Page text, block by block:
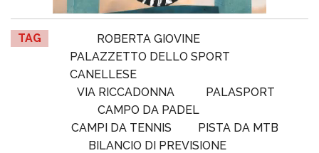
TAG
ROBERTA GIOVINE
PALAZZETTO DELLO SPORT
CANELLESE
VIA RICCADONNA
PALASPORT
CAMPO DA PADEL
CAMPI DA TENNIS
PISTA DA MTB
BILANCIO DI PREVISIONE